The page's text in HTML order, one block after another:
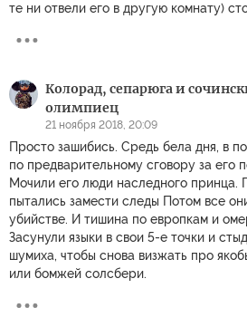
те ни отвели его в другую комнату)
Колорад, сепарюга и
олимпиец
21 ноября 2018, 20:09
Просто зашибись. Средь бела дня, в
по предварительному сговору за его
Мочили его люди наследного принца.
пытались замести следы Потом все
убийстве. И тишина по европкам и
Засунули языки в свои 5-е точки и
шумиха, чтобы снова визжать про
или бомжей солсбери.